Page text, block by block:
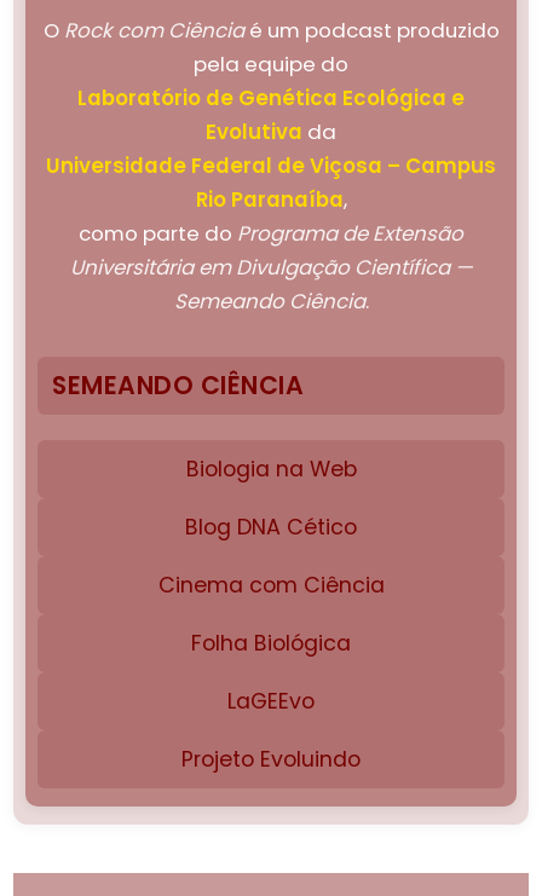
O Rock com Ciênciaé um podcast produzido
pela equipe do
Laboratório de Genética Ecológica e
Evolutiva da
Universidade Federal de Viçosa – Campus
Rio Paranaíba,
como parte do Programa de Extensão
Universitária em Divulgação Científica —
Semeando Ciência.
SEMEANDO CIÊNCIA
Biologia na Web
Blog DNA Cético
Cinema com Ciência
Folha Biológica
LaGEEvo
Projeto Evoluindo